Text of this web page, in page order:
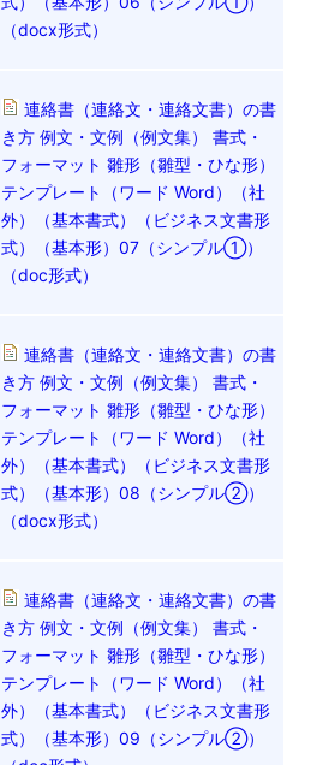
（docx形式）
連絡書（連絡文・連絡文書）の書
き方 例文・文例（例文集） 書式・
フォーマット 雛形（雛型・ひな形）
テンプレート（ワード Word）（社
外）（基本書式）（ビジネス文書形
式）（基本形）07（シンプル①）
（doc形式）
連絡書（連絡文・連絡文書）の書
き方 例文・文例（例文集） 書式・
フォーマット 雛形（雛型・ひな形）
テンプレート（ワード Word）（社
外）（基本書式）（ビジネス文書形
式）（基本形）08（シンプル②）
（docx形式）
連絡書（連絡文・連絡文書）の書
き方 例文・文例（例文集） 書式・
フォーマット 雛形（雛型・ひな形）
テンプレート（ワード Word）（社
外）（基本書式）（ビジネス文書形
式）（基本形）09（シンプル②）